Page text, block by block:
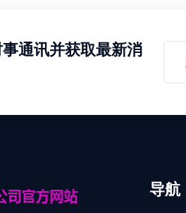
通讯并获取最新消
导航